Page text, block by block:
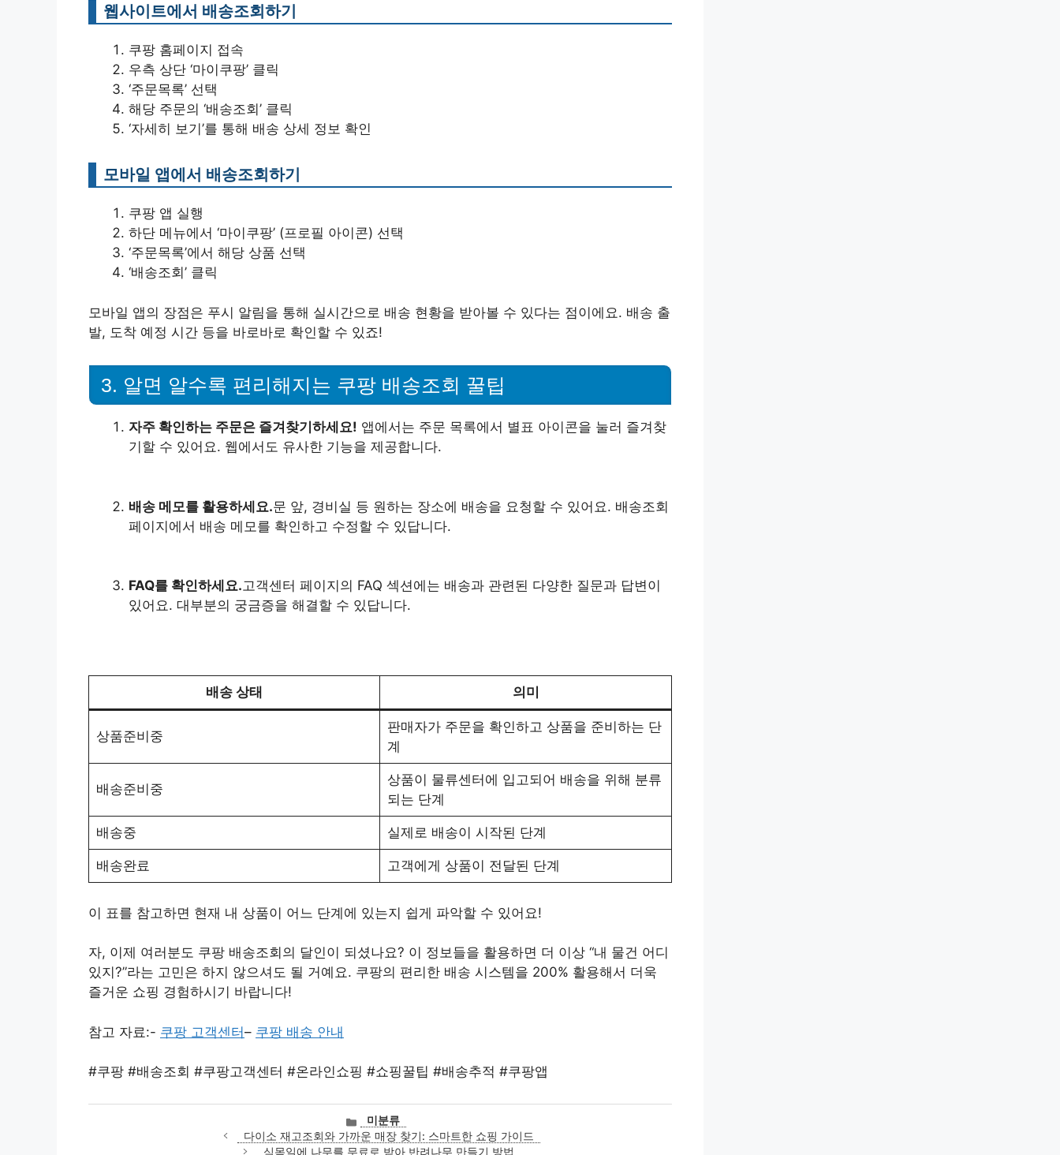
웹사이트에서 배송조회하기
쿠팡 홈페이지 접속
우측 상단 ‘마이쿠팡’ 클릭
‘주문목록’ 선택
해당 주문의 ‘배송조회’ 클릭
‘자세히 보기’를 통해 배송 상세 정보 확인
모바일 앱에서 배송조회하기
쿠팡 앱 실행
하단 메뉴에서 ‘마이쿠팡’ (프로필 아이콘) 선택
‘주문목록’에서 해당 상품 선택
‘배송조회’ 클릭
모바일 앱의 장점은 푸시 알림을 통해 실시간으로 배송 현황을 받아볼 수 있다는 점이에요. 배송 출
발, 도착 예정 시간 등을 바로바로 확인할 수 있죠!
3. 알면 알수록 편리해지는 쿠팡 배송조회 꿀팁
자주 확인하는 주문은 즐겨찾기하세요! 앱에서는 주문 목록에서 별표 아이콘을 눌러 즐겨찾
기할 수 있어요. 웹에서도 유사한 기능을 제공합니다.
배송 메모를 활용하세요.문 앞, 경비실 등 원하는 장소에 배송을 요청할 수 있어요. 배송조회
페이지에서 배송 메모를 확인하고 수정할 수 있답니다.
FAQ를 확인하세요.고객센터 페이지의 FAQ 섹션에는 배송과 관련된 다양한 질문과 답변이
있어요. 대부분의 궁금증을 해결할 수 있답니다.
배송 상태 의미
상품준비중
판매자가 주문을 확인하고 상품을 준비하는 단
계
배송준비중
상품이 물류센터에 입고되어 배송을 위해 분류
되는 단계
배송중 실제로 배송이 시작된 단계
배송완료 고객에게 상품이 전달된 단계
이 표를 참고하면 현재 내 상품이 어느 단계에 있는지 쉽게 파악할 수 있어요!
자, 이제 여러분도 쿠팡 배송조회의 달인이 되셨나요? 이 정보들을 활용하면 더 이상 “내 물건 어디
있지?”라는 고민은 하지 않으셔도 될 거예요. 쿠팡의 편리한 배송 시스템을 200% 활용해서 더욱
즐거운 쇼핑 경험하시기 바랍니다!
참고 자료:- 쿠팡 고객센터– 쿠팡 배송 안내
#쿠팡 #배송조회 #쿠팡고객센터 #온라인쇼핑 #쇼핑꿀팁 #배송추적 #쿠팡앱
카
테
고
미분류
다이소 재고조회와 가까운 매장 찾기: 스마트한 쇼핑 가이드
식목일에 나무를 무료로 받아 반려나무 만들기 방법